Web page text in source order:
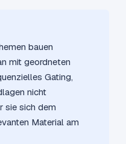
bauen
mit geordneten
Gating,
nicht
sie sich dem
Material am